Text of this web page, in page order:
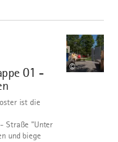
01 -
©
ist die
Straße "Unter
und biege